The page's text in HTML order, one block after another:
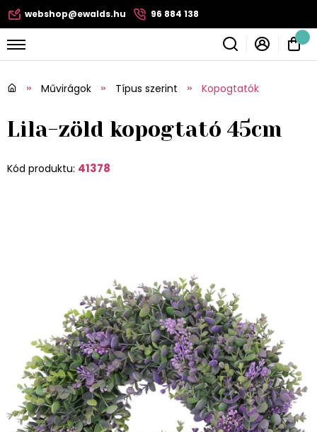
webshop@ewalds.hu 96 884 138
Művirágok Típus szerint Kopogtatók
Lila-zöld kopogtató 45cm
Kód produktu: 41378